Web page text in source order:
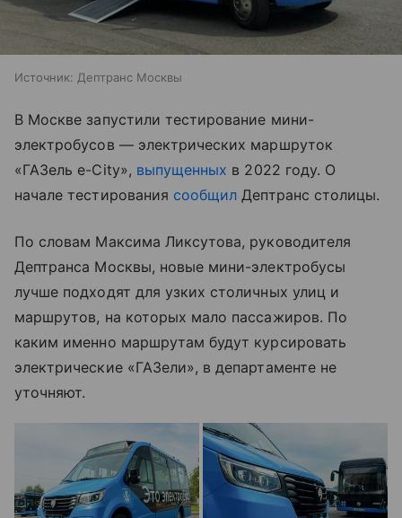
Источник: Дептранс Москвы
В Москве запустили тестирование мини-
электробусов — электрических маршруток
«ГАЗель e-City», выпущенных в 2022 году. О
начале тестирования сообщил Дептранс столицы.
По словам Максима Ликсутова, руководителя
Дептранса Москвы, новые мини-электробусы
лучше подходят для узких столичных улиц и
маршрутов, на которых мало пассажиров. По
каким именно маршрутам будут курсировать
электрические «ГАЗели», в департаменте не
уточняют.